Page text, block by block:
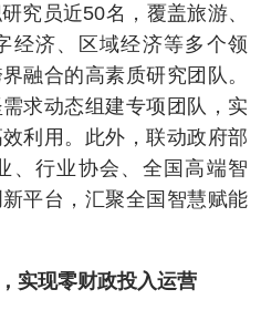
究员近50名，覆盖旅游、
经济、区域经济等多个领
融合的高素质研究团队。
求动态组建专项团队，实
利用。此外，联动政府部
、行业协会、全国高端智
平台，汇聚全国智慧赋能
现零财政投入运营